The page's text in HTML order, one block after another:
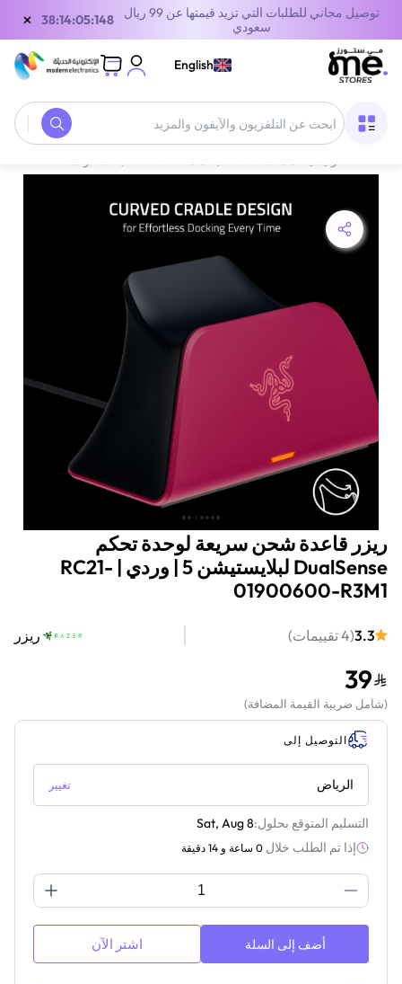
توصيل مجاني للطلبات التي تزيد قيمتها عن 99 ريال
سعودي
38:14:05:148
×
English
ريزر قاعدة شحن سريعة لوحدة تحكم
DualSense لبلايستيشن 5 | وردي | RC21-
01900600-R3M1
3.3
(
4تقييمات) ريزر
39
(شامل ضريبة القيمة المضافة)
التوصيل إلى
الرياض تغيير
التسليم المتوقع بحلول:Sat, Aug 8
إذا تم الطلب خلال 0 ساعة و 14 دقيقة
أضف إلى السلة اشتر الآن